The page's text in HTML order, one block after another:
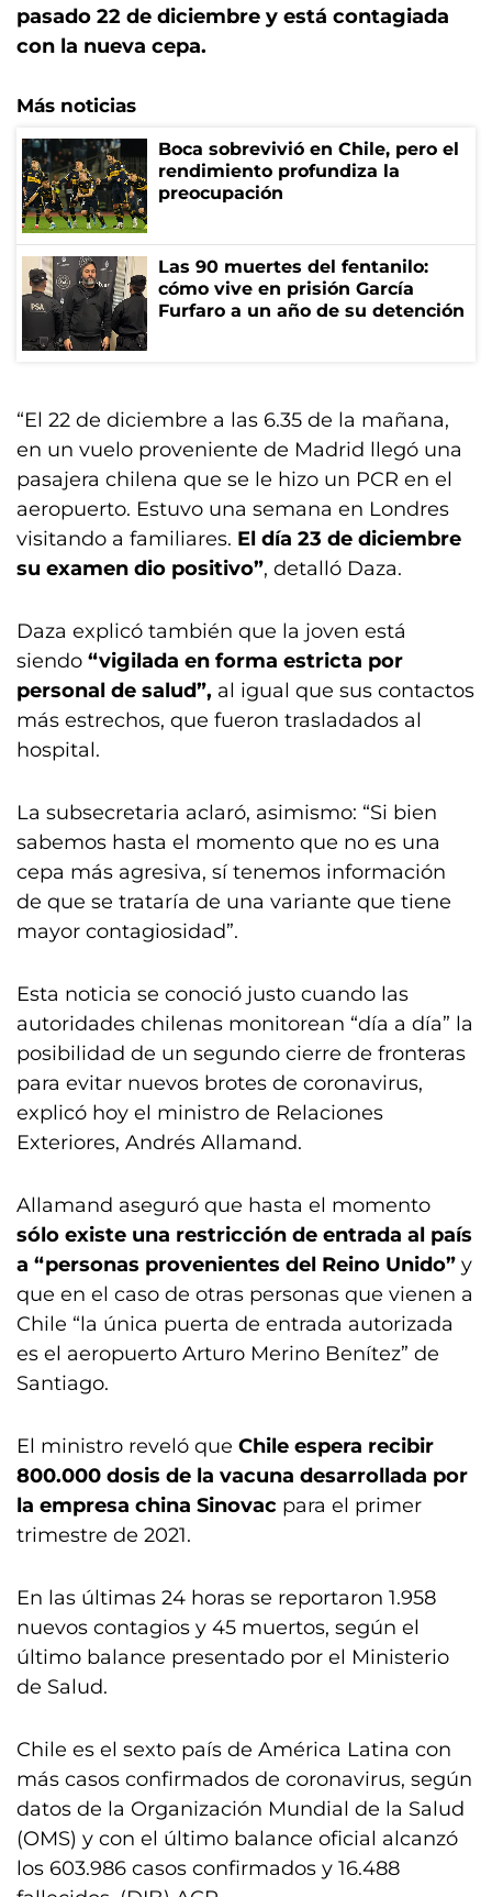
pasado 22 de diciembre y está contagiada
con la nueva cepa.
Más noticias
Boca sobrevivió en Chile, pero el
rendimiento profundiza la
preocupación
Las 90 muertes del fentanilo:
cómo vive en prisión García
Furfaro a un año de su detención
“El 22 de diciembre a las 6.35 de la mañana,
en un vuelo proveniente de Madrid llegó una
pasajera chilena que se le hizo un PCR en el
aeropuerto. Estuvo una semana en Londres
visitando a familiares. El día 23 de diciembre
su examen dio positivo”, detalló Daza.
Daza explicó también que la joven está
siendo “vigilada en forma estricta por
personal de salud”, al igual que sus contactos
más estrechos, que fueron trasladados al
hospital.
La subsecretaria aclaró, asimismo: “Si bien
sabemos hasta el momento que no es una
cepa más agresiva, sí tenemos información
de que se trataría de una variante que tiene
mayor contagiosidad”.
Esta noticia se conoció justo cuando las
autoridades chilenas monitorean “día a día” la
posibilidad de un segundo cierre de fronteras
para evitar nuevos brotes de coronavirus,
explicó hoy el ministro de Relaciones
Exteriores, Andrés Allamand.
Allamand aseguró que hasta el momento
sólo existe una restricción de entrada al país
a “personas provenientes del Reino Unido” y
que en el caso de otras personas que vienen a
Chile “la única puerta de entrada autorizada
es el aeropuerto Arturo Merino Benítez” de
Santiago.
El ministro reveló que Chile espera recibir
800.000 dosis de la vacuna desarrollada por
la empresa china Sinovac para el primer
trimestre de 2021.
En las últimas 24 horas se reportaron 1.958
nuevos contagios y 45 muertos, según el
último balance presentado por el Ministerio
de Salud.
Chile es el sexto país de América Latina con
más casos confirmados de coronavirus, según
datos de la Organización Mundial de la Salud
(OMS) y con el último balance oficial alcanzó
los 603.986 casos confirmados y 16.488